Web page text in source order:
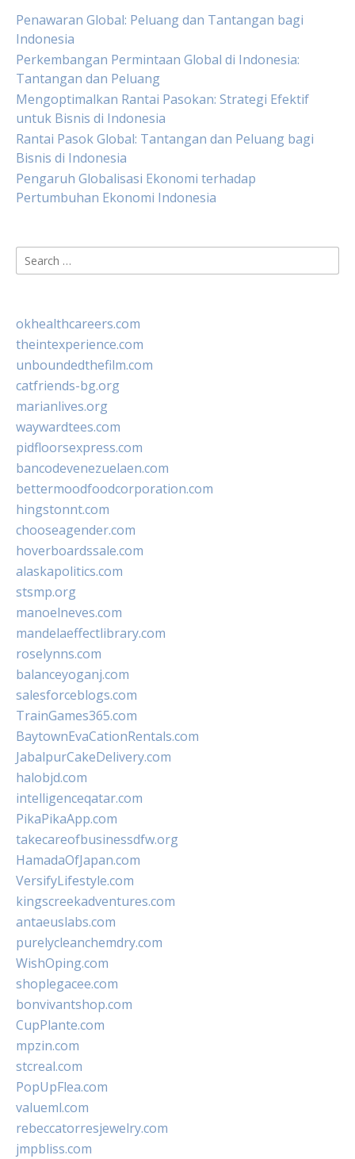
Penawaran Global: Peluang dan Tantangan bagi
Indonesia
Perkembangan Permintaan Global di Indonesia:
Tantangan dan Peluang
Mengoptimalkan Rantai Pasokan: Strategi Efektif
untuk Bisnis di Indonesia
Rantai Pasok Global: Tantangan dan Peluang bagi
Bisnis di Indonesia
Pengaruh Globalisasi Ekonomi terhadap
Pertumbuhan Ekonomi Indonesia
Search
for:
okhealthcareers.com
theintexperience.com
unboundedthefilm.com
catfriends-bg.org
marianlives.org
waywardtees.com
pidfloorsexpress.com
bancodevenezuelaen.com
bettermoodfoodcorporation.com
hingstonnt.com
chooseagender.com
hoverboardssale.com
alaskapolitics.com
stsmp.org
manoelneves.com
mandelaeffectlibrary.com
roselynns.com
balanceyoganj.com
salesforceblogs.com
TrainGames365.com
BaytownEvaCationRentals.com
JabalpurCakeDelivery.com
halobjd.com
intelligenceqatar.com
PikaPikaApp.com
takecareofbusinessdfw.org
HamadaOfJapan.com
VersifyLifestyle.com
kingscreekadventures.com
antaeuslabs.com
purelycleanchemdry.com
WishOping.com
shoplegacee.com
bonvivantshop.com
CupPlante.com
mpzin.com
stcreal.com
PopUpFlea.com
valueml.com
rebeccatorresjewelry.com
jmpbliss.com